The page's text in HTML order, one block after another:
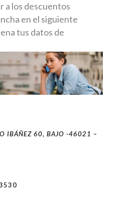
a los descuentos
en el siguiente
tus datos de
IBÁÑEZ 60, BAJO -46021 –